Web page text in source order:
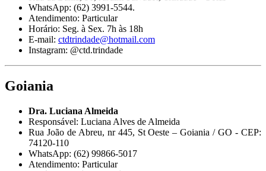
WhatsApp: (62) 3991-5544.
Atendimento: Particular
Horário: Seg. à Sex. 7h às 18h
E-mail: ctdtrindade@hotmail.com
Instagram: @ctd.trindade
Goiania
Dra. Luciana Almeida
Responsável: Luciana Alves de Almeida
Rua João de Abreu, nr 445, St Oeste – Goiania / GO - CEP:
74120-110
WhatsApp: (62) 99866-5017
Atendimento: Particular